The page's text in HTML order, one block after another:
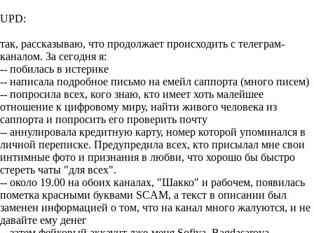
UPD:
так, рассказываю, что продолжает происходить с телеграм-
каналом. За сегодня я:
-- побилась в истерике
-- написала подробное письмо на емейл саппорта (много писем)
-- попросила всех, кого знаю, кто имеет хоть малейшее
отношение к цифровому миру, найти живого человека из
саппорта и попросить его проверить почту
-- аннулировала кредитную карту, номер которой упоминался в
личной переписке. Предупредила всех, кто присылал мне свои
интимные фото и признания в любви, что хорошо бы быстро
стереть чаты "для всех".
-- около 19.00 на обоих каналах, "Шакко" и рабочем, появилась
пометка красными буквами SCAM, а текст в описании был
заменен информацией о том, что на канал много жалуются, и не
давайте ему денег